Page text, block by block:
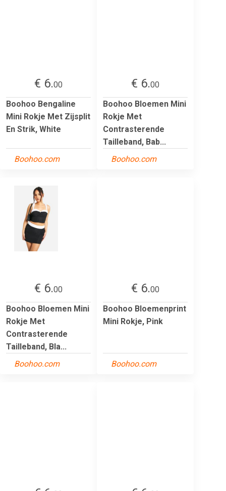
€ 6.00
Boohoo Bengaline
Mini Rokje Met Zijsplit
En Strik, White
Boohoo.com
€ 6.00
Boohoo Bloemen Mini
Rokje Met
Contrasterende
Tailleband, Bab...
Boohoo.com
€ 6.00
Boohoo Bloemen Mini
Rokje Met
Contrasterende
Tailleband, Bla...
Boohoo.com
€ 6.00
Boohoo Bloemenprint
Mini Rokje, Pink
Boohoo.com